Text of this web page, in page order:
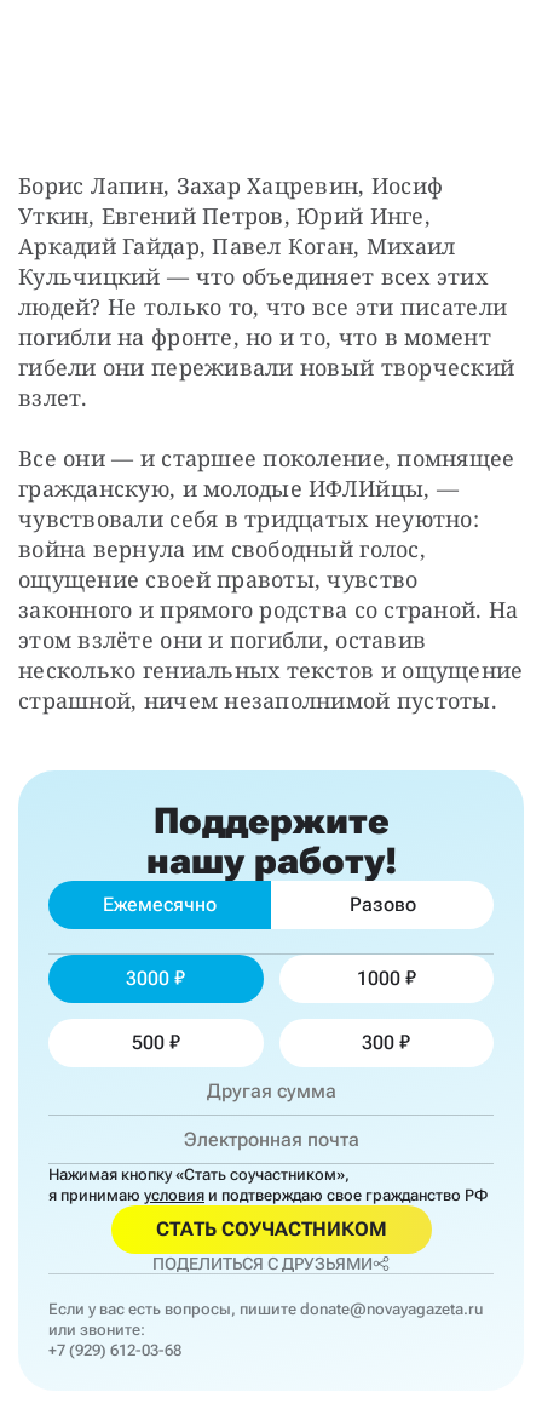
Борис Лапин, Захар Хацревин, Иосиф
Уткин, Евгений Петров, Юрий Инге,
Аркадий Гайдар, Павел Коган, Михаил
Кульчицкий — что объединяет всех этих
людей? Не только то, что все эти писатели
погибли на фронте, но и то, что в момент
гибели они переживали новый творческий
взлет.
Все они — и старшее поколение, помнящее
гражданскую, и молодые ИФЛИйцы, —
чувствовали себя в тридцатых неуютно:
война вернула им свободный голос,
ощущение своей правоты, чувство
законного и прямого родства со страной. На
этом взлёте они и погибли, оставив
несколько гениальных текстов и ощущение
страшной, ничем незаполнимой пустоты.
Поддержите
нашу работу!
Ежемесячно Разово
3000 1000
500 300
Нажимая кнопку «Стать соучастником»,
я принимаю условия и подтверждаю свое гражданство РФ
СТАТЬ СОУЧАСТНИКОМ
ПОДЕЛИТЬСЯ С ДРУЗЬЯМИ
Если у вас есть вопросы, пишите donate@novayagazeta.ru
или звоните:
+7 (929) 612-03-68